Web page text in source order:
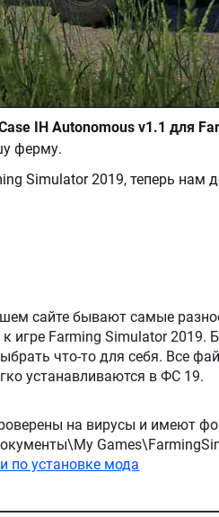
ферму.
Simulator 2019, теперь нам
2019. Большой выбор модов,
что-то для себя. Все
архив, легко распаковываются, и легко устанавливаются в ФС 19.
на вирусы и имеют
по установке мода